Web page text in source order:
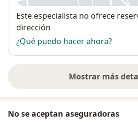
Disponibilidad
Este especialista no ofrece
dirección
¿Qué puedo hacer ahora?
Mostrar mássobre
No se aceptan aseguradoras